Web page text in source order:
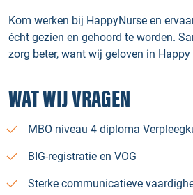
Kom werken bij HappyNurse en
écht gezien en gehoord te worden.
zorg beter, want wij geloven in
WAT WIJ VRAGEN
MBO niveau 4 diploma
BIG-registratie en VOG
Sterke communicatieve